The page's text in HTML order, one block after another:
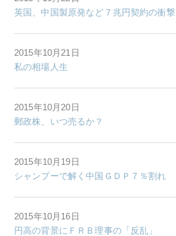
英国、中国製原発など７兆円契約の衝撃
2015年10月21日
私の相場人生
2015年10月20日
郵政株、いつ売るか？
2015年10月19日
シャンプーで解く中国ＧＤＰ７％割れ
2015年10月16日
円高の背景にＦＲＢ理事の「反乱」